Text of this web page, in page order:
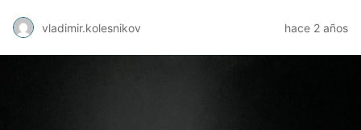
vladimir.kolesnikov hace 2 años